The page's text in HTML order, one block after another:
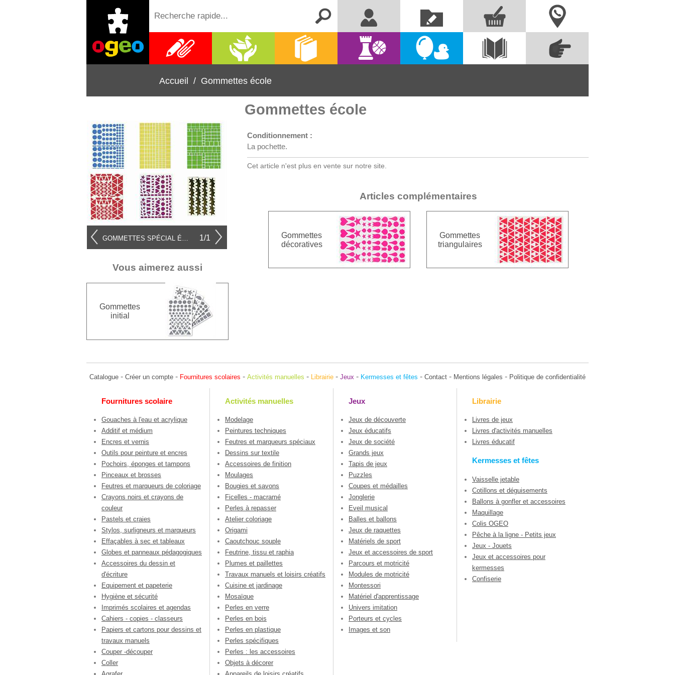
Me connecter
Créer un
compte
Nous contacter
Commandez
directement à partir
des références
Fournitures
scolaires
Activités
manuelles
Jeux
Kermesses
et fêtes
Voir le
catalogue
Accueil / Gommettes école
Gommettes école
GOMMETTES SPÉCIAL ÉCOLE 1/1
Conditionnement :
La pochette.
Cet article n'est plus en vente sur notre site.
Articles complémentaires
Gommettes
décoratives
Gommettes
triangulaires
Vous aimerez aussi
Gommettes
initial
Catalogue - Créer un compte - Fournitures scolaires - Activités manuelles - Librairie - Jeux - Kermesses et fêtes - Contact - Mentions légales - Politique de confidentialité
Fournitures scolaire
Gouaches à l'eau et acrylique
Additif et médium
Encres et vernis
Outils pour peinture et encres
Pochoirs, éponges et tampons
Pinceaux et brosses
Feutres et marqueurs de coloriage
Crayons noirs et crayons de
couleur
Pastels et craies
Stylos, surligneurs et marqueurs
Effaçables à sec et tableaux
Globes et panneaux pédagogiques
Accessoires du dessin et
d'écriture
Equipement et papeterie
Hygiène et sécurité
Imprimés scolaires et agendas
Cahiers - copies - classeurs
Papiers et cartons pour dessins et
travaux manuels
Couper -découper
Coller
Activités manuelles
Modelage
Peintures techniques
Feutres et marqueurs spéciaux
Dessins sur textile
Accessoires de finition
Moulages
Bougies et savons
Ficelles - macramé
Perles à repasser
Atelier coloriage
Origami
Caoutchouc souple
Feutrine, tissu et raphia
Plumes et paillettes
Travaux manuels et loisirs créatifs
Cuisine et jardinage
Mosaïque
Perles en verre
Perles en bois
Perles en plastique
Perles spécifiques
Perles : les accessoires
Objets à décorer
Jeux
Jeux de découverte
Jeux éducatifs
Jeux de société
Grands jeux
Tapis de jeux
Puzzles
Coupes et médailles
Jonglerie
Eveil musical
Balles et ballons
Jeux de raquettes
Matériels de sport
Jeux et accessoires de sport
Parcours et motricité
Modules de motricité
Montessori
Matériel d'apprentissage
Univers imitation
Porteurs et cycles
Images et son
Librairie
Livres de jeux
Livres d'activités manuelles
Livres éducatif
Kermesses et fêtes
Vaisselle jetable
Cotillons et déguisements
Ballons à gonfler et accessoires
Maquillage
Colis OGEO
Pêche à la ligne - Petits jeux
Jeux - Jouets
Jeux et accessoires pour
kermesses
Confiserie